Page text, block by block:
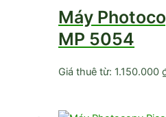
Máy
MP 5054
Giá thuê từ: 1.150.000